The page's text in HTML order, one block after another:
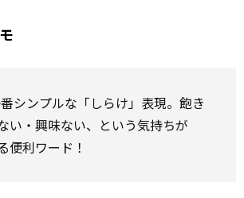
シンプルな「しらけ」表現。飽き
い・興味ない、という気持ちが
便利ワード！